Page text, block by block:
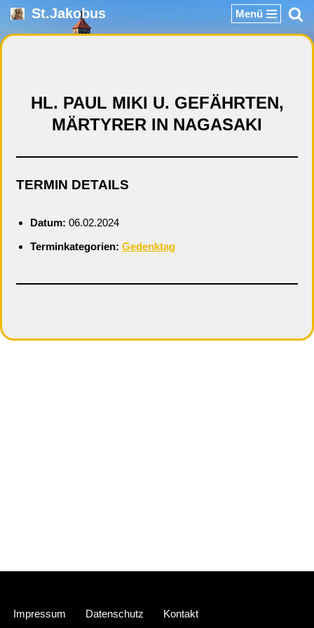
Zum
St.Jakobus Menü
HL. PAUL MIKI U. GEFÄHRTEN,
MÄRTYRER IN NAGASAKI
TERMIN DETAILS
Datum: 06.02.2024
Terminkategorien: Gedenktag
Impressum Datenschutz Kontakt